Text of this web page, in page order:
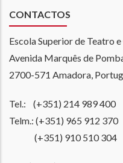
CONTACTOS
Escola Superior de Teatro
Avenida Marquês de
2700-571 Amadora,
Tel.: (+351) 214 989 400
Telm.: (+351) 965 912 370
(+351) 910 510 304